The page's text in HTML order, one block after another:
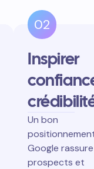
02
Inspirer
Un bon
Google
prospects et